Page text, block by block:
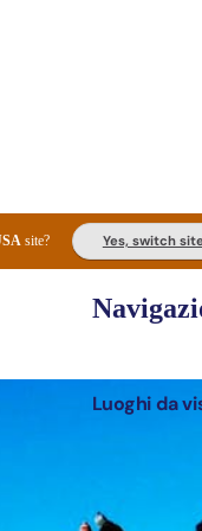
site? Yes, switch
Luoghi da